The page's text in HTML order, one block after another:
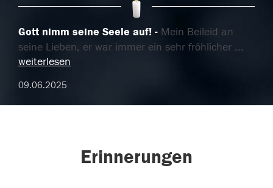
Gott nimm seine Seele auf!
Mein Beileid an
seine Lieben, er war immer ein sehr fröhlicher ...
weiterlesen
09.06.2025
Erinnerungen